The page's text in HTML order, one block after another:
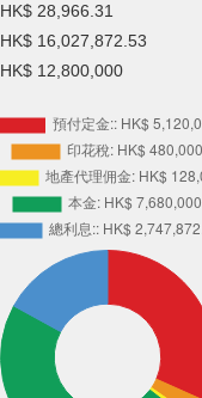
HK$ 28,966.31
HK$ 16,027,872.53
HK$ 12,800,000